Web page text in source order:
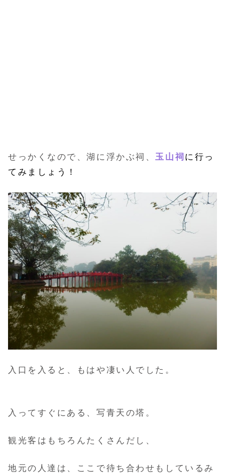
せっかくなので、湖に浮かぶ祠、玉山祠 に行っ
てみましょう！
入口を入ると、もはや凄い人でした。
入ってすぐにある、写青天の塔。
観光客はもちろんたくさんだし、
地元の人達は、ここで待ち合わせもしているみ